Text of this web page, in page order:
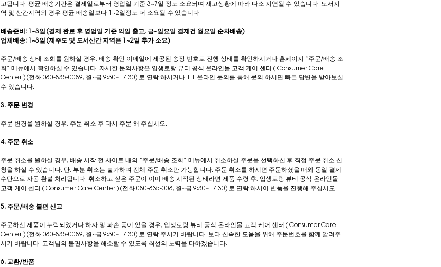
고됩니다. 평균 배송기간은 결제일로부터 영업일 기준 3~7일 정도 소요되며 재고상황에 따라 다소 지연될 수 있습니다. 도서지
역 및 산간지역의 경우 평균 배송일보다 1~2일정도 더 소요될 수 있습니다.
배송준비: 1~3일 (결제 완료 후 영업일 기준 익일 출고, 금~일요일 결제건 월요일 순차배송)
업체배송: 1~3일 (제주도 및 도서산간 지역은 1~2일 추가 소요)
주문/배송 상태 조회를 원하실 경우, 배송 확인 이메일에 제공된 송장 번호로 진행 상태를 확인하시거나 홈페이지 “주문/배송 조
회” 메뉴에서 확인하실 수 있습니다. 자세한 문의사항은 입생로랑 뷰티 공식 온라인몰 고객 케어 센터 ( Consumer Care
Center ) (전화 080-835-0089, 월~금 9:30~17:30) 로 연락 하시거나 1:1 온라인 문의를 통해 문의 하시면 빠른 답변을 받아보실
수 있습니다.
3. 주문 변경
주문 변경을 원하실 경우, 주문 취소 후 다시 주문 해 주십시오.
4. 주문 취소
주문 취소를 원하실 경우, 배송 시작 전 사이트 내의 “주문/배송 조회” 메뉴에서 취소하실 주문을 선택하신 후 직접 주문 취소 신
청을 하실 수 있습니다. 단, 부분 취소는 불가하며 전체 주문 취소만 가능합니다. 주문 취소를 하시면 주문하셨을 때와 동일 결제
수단으로 자동 환불 처리됩니다. 취소하고 싶은 주문이 이미 배송 시작된 상태라면 제품 수령 후, 입생로랑 뷰티 공식 온라인몰
고객 케어 센터 ( Consumer Care Center ) (전화 080-835-008, 월~금 9:30~17:30) 로 연락 하시어 반품을 진행해 주십시오.
5. 주문/배송 불편 신고
주문하신 제품이 누락되었거나 하자 및 파손 등이 있을 경우, 입생로랑 뷰티 공식 온라인몰 고객 케어 센터 ( Consumer Care
Center ) (전화 080-835-0089, 월~금 9:30~17:30) 로 연락 주시기 바랍니다. 보다 신속한 도움을 위해 주문번호를 함께 알려주
시기 바랍니다. 고객님의 불편사항을 해소할 수 있도록 최선의 노력을 다하겠습니다.
6. 교환/반품